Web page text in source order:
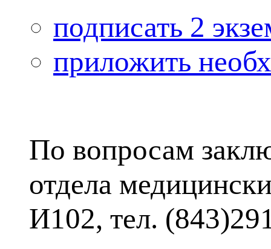
подписать 2
приложить
По вопросам
отдела
И102, тел.